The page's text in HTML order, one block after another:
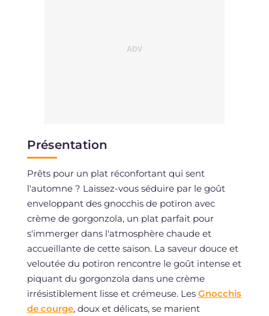
Présentation
Prêts pour un plat réconfortant qui sent
l'automne ? Laissez-vous séduire par le goût
enveloppant des gnocchis de potiron avec
crème de gorgonzola, un plat parfait pour
s'immerger dans l'atmosphère chaude et
accueillante de cette saison. La saveur douce et
veloutée du potiron rencontre le goût intense et
piquant du gorgonzola dans une crème
irrésistiblement lisse et crémeuse. Les Gnocchis
de courge, doux et délicats, se marient